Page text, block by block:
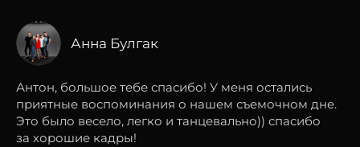
Анна Булгак
Антон, большое тебе спасибо! У меня остались
приятные воспоминания о нашем съемочном дне.
Это было весело, легко и танцевально)) спасибо
за хорошие кадры!